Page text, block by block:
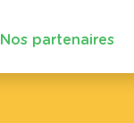
Nos partenaires